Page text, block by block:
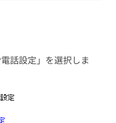
話設定」を選択しま